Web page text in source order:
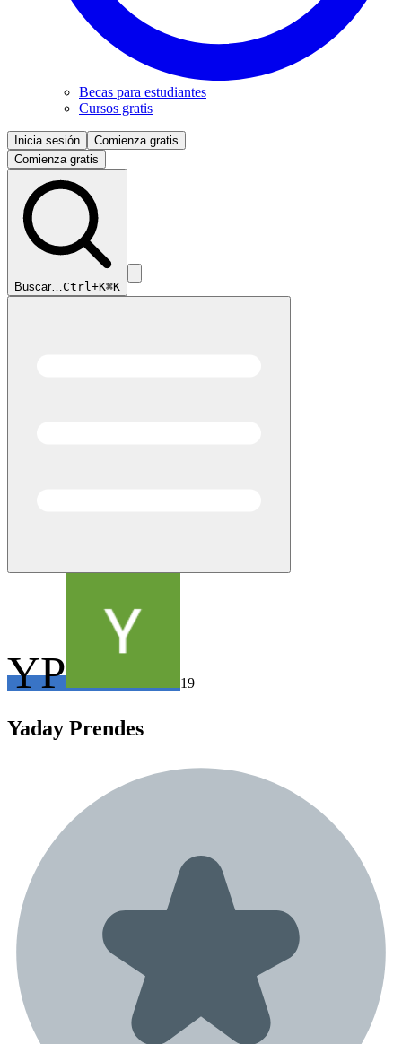
Becas para estudiantes
Cursos gratis
Inicia sesión
Comienza gratis
Comienza gratis
Buscar…Ctrl+K⌘K
YP 19
Yaday Prendes